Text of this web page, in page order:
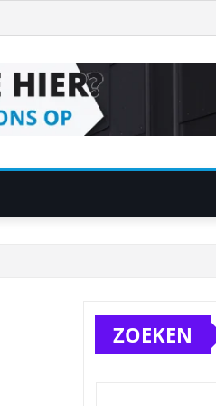
ZOEKEN